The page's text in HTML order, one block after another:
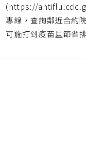
(https://
專線，查詢鄰近合約
可施打到疫苗且節省